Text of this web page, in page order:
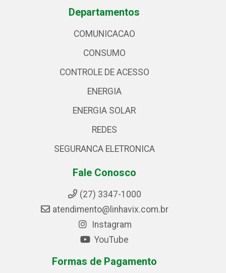
Departamentos
COMUNICACAO
CONSUMO
CONTROLE DE ACESSO
ENERGIA
ENERGIA SOLAR
REDES
SEGURANCA ELETRONICA
Fale Conosco
(27) 3347-1000
atendimento@linhavix.com.br
Instagram
YouTube
Formas de Pagamento